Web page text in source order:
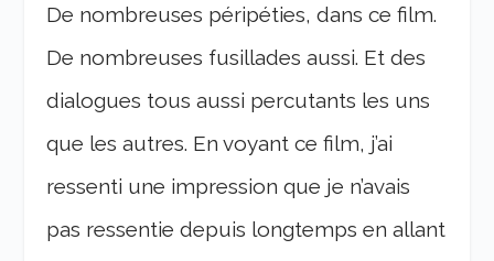
De nombreuses péripéties, dans ce film.
De nombreuses fusillades aussi. Et des
dialogues tous aussi percutants les uns
que les autres. En voyant ce film, j’ai
ressenti une impression que je n’avais
pas ressentie depuis longtemps en allant